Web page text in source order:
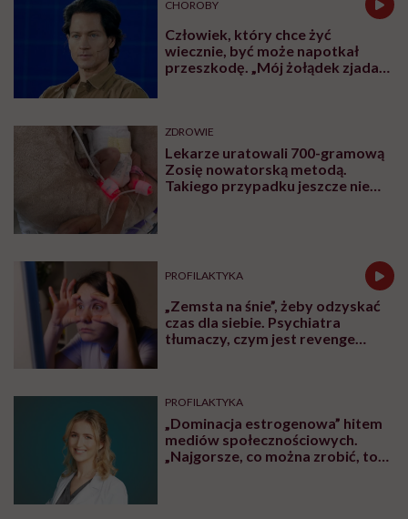
Przez wiele lat wierzono, że gdy kobiety
tracą płodność, ich jajniki stają się
University w USA twierdzą, że to nieprawda.
Ich badania udowodniły, że po menopauzie
jajniki zyskują „drugie życie” i całkiem nowe
funkcje.
Udostępnij
Przeczytasz w 4 min
Spis treści
„Druga młodość” jajników?
„Bezużyteczna pusta skorupa”? Nie do końca